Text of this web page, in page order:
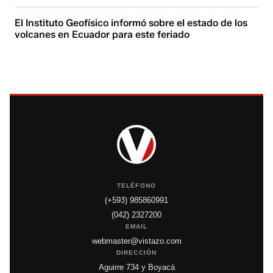
El Instituto Geofísico informó sobre el estado de los
volcanes en Ecuador para este feriado
TELÉFONO
(+593) 985860991
(042) 2327200
EMAIL
webmaster@vistazo.com
DIRECCIÓN
Aguirre 734 y Boyacá